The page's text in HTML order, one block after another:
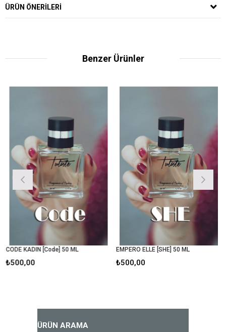
ÜRÜN ÖNERILERI
Benzer Ürünler
CODE KADIN [Code] 50 ML
₺500,00
EMPERO ELLE [SHE] 50 ML
₺500,00
ÜRÜN ARAMA